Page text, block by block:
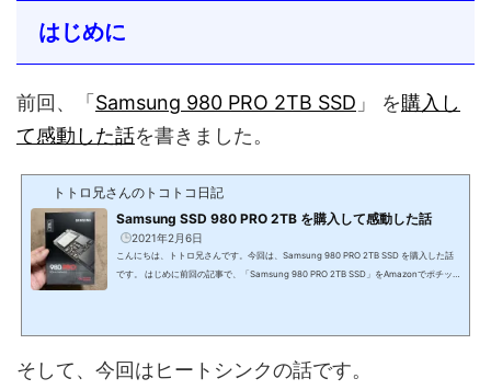
はじめに
前回、「Samsung 980 PRO 2TB SSD 」 を購入し
て感動した話を書きました。
トトロ兄さんのトコトコ日記
Samsung SSD 980 PRO 2TB を購入して感動した話
2021年2月6日
こんにちは、トトロ兄さんです。今回は、Samsung 980 PRO 2TB SSD を購入した話
です。 はじめに前回の記事で、「Samsung 980 PRO 2TB SSD」をAmazonでポチッ
nからの直接配達だと郵便受けに入っている...
そして、今回はヒートシンクの話です。